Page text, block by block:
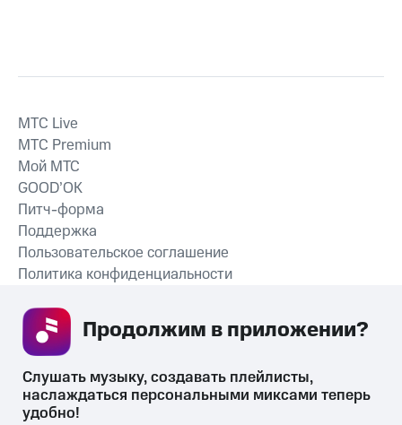
СКАЧАТЬ ПРИЛОЖЕНИЕ
MTС Live
MTС Premium
Мой МТС
GOOD’OK
Питч-форма
Поддержка
Пользовательское соглашение
Политика конфиденциальности
Слушать музыку, создавать плейлисты,
наслаждаться персональными миксами теперь
удобно!